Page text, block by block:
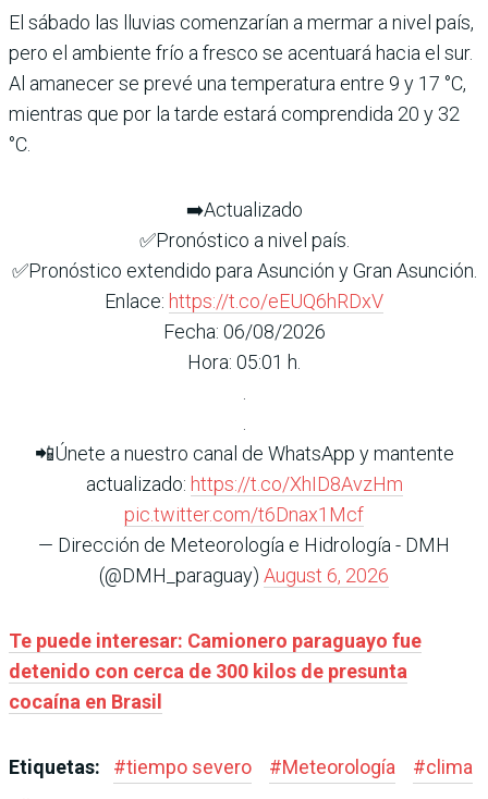
El sábado las lluvias comenzarían a mermar a nivel país,
pero el ambiente frío a fresco se acentuará hacia el sur.
Al amanecer se prevé una temperatura entre 9 y 17 °C,
mientras que por la tarde estará comprendida 20 y 32
°C.
➡️Actualizado
✅Pronóstico a nivel país.
✅Pronóstico extendido para Asunción y Gran Asunción.
Enlace: https://t.co/eEUQ6hRDxV
Fecha: 06/08/2026
Hora: 05:01 h.
📲Únete a nuestro canal de WhatsApp y mantente
actualizado: https://t.co/XhID8AvzHm
pic.twitter.com/t6Dnax1Mcf
— Dirección de Meteorología e Hidrología - DMH
(@DMH_paraguay) August 6, 2026
Te puede interesar: Camionero paraguayo fue
detenido con cerca de 300 kilos de presunta
cocaína en Brasil
Etiquetas: #tiempo severo #Meteorología #clima